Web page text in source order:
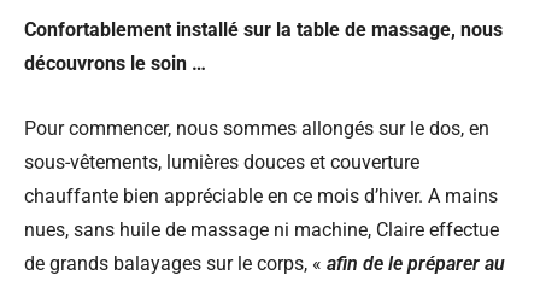
Confortablement installé sur la table de massage, nous
découvrons le soin …
Pour commencer, nous sommes allongés sur le dos, en
sous-vêtements, lumières douces et couverture
chauffante bien appréciable en ce mois d’hiver. A mains
nues, sans huile de massage ni machine, Claire effectue
de grands balayages sur le corps, « afin de le préparer au